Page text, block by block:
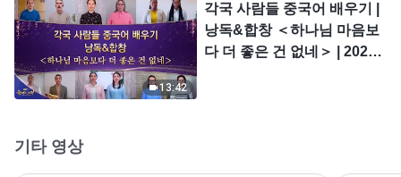
13:42
각국 사람들 중국어 배우기 |
낭독&합창 ＜하나님 마음보
다 더 좋은 건 없네＞ | 2026
기타 영상